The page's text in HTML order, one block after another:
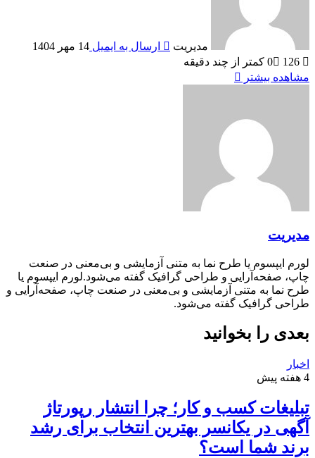
مدیریت ارسال به ایمیل 14 مهر 1404
0
126
کمتر از چند دقیقه
مشاهده بیشتر
مدیریت
لورم ایپسوم یا طرح‌ نما به متنی آزمایشی و بی‌معنی در صنعت
چاپ، صفحه‌آرایی و طراحی گرافیک گفته می‌شود.لورم ایپسوم یا
طرح‌ نما به متنی آزمایشی و بی‌معنی در صنعت چاپ، صفحه‌آرایی و
طراحی گرافیک گفته می‌شود.
بعدی را بخوانید
اخبار
4 هفته پیش
تبلیغات کسب و کار؛ چرا انتشار رپورتاژ
آگهی در یکانسر بهترین انتخاب برای رشد
برند شما است؟